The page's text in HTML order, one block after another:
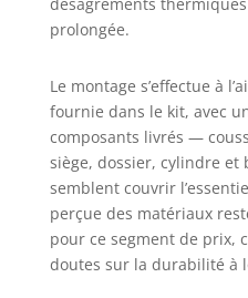
prolongée.
Le montage s’effectue à
fournie dans le kit, avec
composants livrés —
siège, dossier, cylindre
semblent couvrir
perçue des matériaux
pour ce segment de prix,
doutes sur la durabilité à